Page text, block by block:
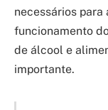
necessários para
funcionamento
de álcool e
importante.